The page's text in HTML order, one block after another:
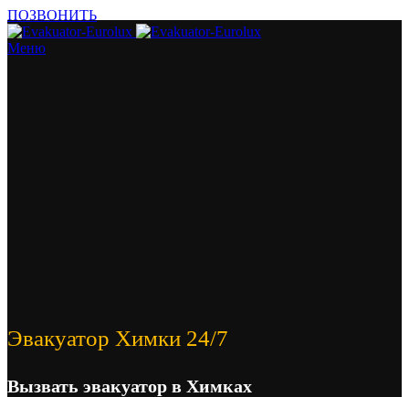
ПОЗВОНИТЬ
Меню
Эвакуатор Химки 24/7
Вызвать эвакуатор в Химках